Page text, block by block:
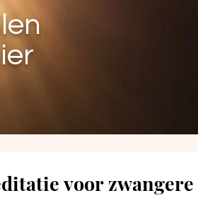
voor zwangere